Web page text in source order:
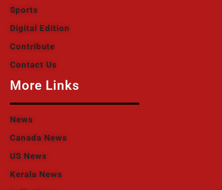
Sports
Digital Edition
Contribute
Contact Us
More Links
News
Canada News
US News
Kerala News